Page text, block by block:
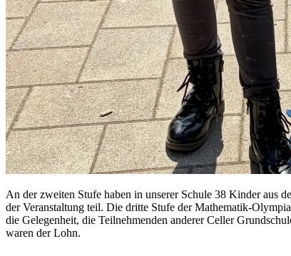
An der zwei­ten Stu­fe ha­ben in un­se­rer Schu­le 38 Kin­der aus
der Ver­an­stal­tung teil. Die drit­te Stu­fe der Ma­the­ma­tik-
die Ge­le­gen­heit, die Teil­neh­men­den an­de­rer Cel­ler
wa­ren der Lohn.